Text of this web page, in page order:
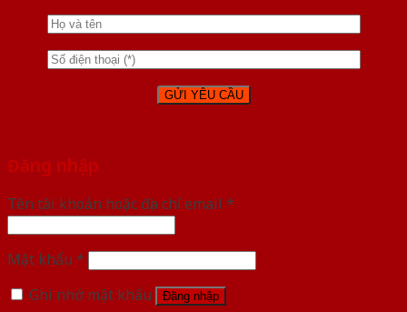
Đăng nhập
Tên tài khoản hoặc địa chỉ email *
Mật khẩu *
Ghi nhớ mật khẩu
Đăng nhập